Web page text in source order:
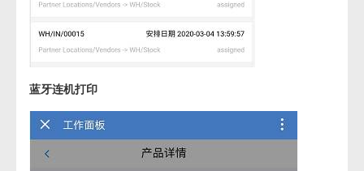
蓝牙连机打印